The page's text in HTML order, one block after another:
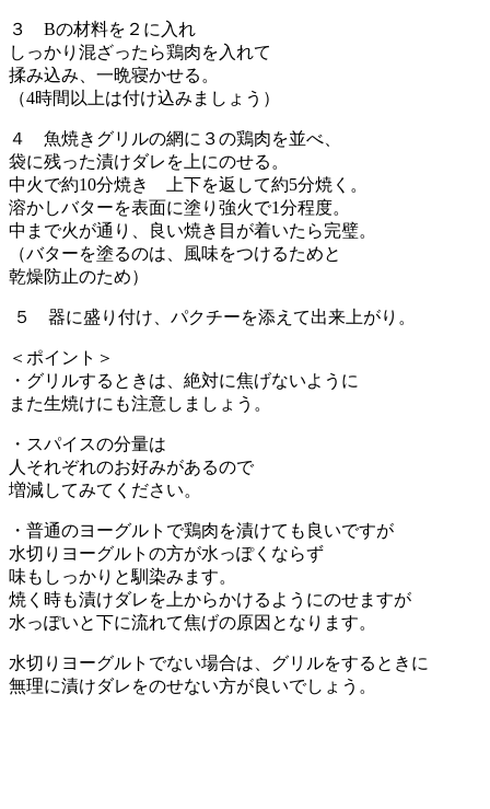
３ Bの材料を２に入れ
しっかり混ざったら鶏肉を入れて
揉み込み、一晩寝かせる。
（4時間以上は付け込みましょう）
４ 魚焼きグリルの網に３の鶏肉を並べ、
袋に残った漬けダレを上にのせる。
中火で約10分焼き 上下を返して約5分焼く。
溶かしバターを表面に塗り強火で1分程度。
中まで火が通り、良い焼き目が着いたら完璧。
（バターを塗るのは、風味をつけるためと
乾燥防止のため）
５ 器に盛り付け、パクチーを添えて出来上がり。
＜ポイント＞
・グリルするときは、絶対に焦げないように
また生焼けにも注意しましょう。
・スパイスの分量は
人それぞれのお好みがあるので
増減してみてください。
・普通のヨーグルトで鶏肉を漬けても良いですが
水切りヨーグルトの方が水っぽくならず
味もしっかりと馴染みます。
焼く時も漬けダレを上からかけるようにのせますが
水っぽいと下に流れて焦げの原因となります。
水切りヨーグルトでない場合は、グリルをするときに
無理に漬けダレをのせない方が良いでしょう。